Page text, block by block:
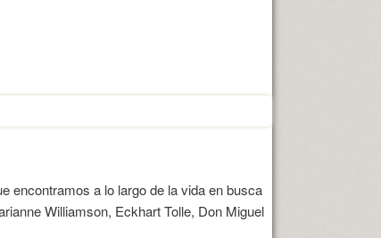
encontramos a lo largo de la vida en busca
Williamson, Eckhart Tolle, Don Miguel